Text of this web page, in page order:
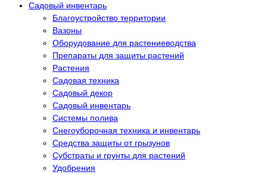
Садовый инвентарь
Благоустройство территории
Вазоны
Оборудование для растениеводства
Препараты для защиты растений
Растения
Садовая техника
Садовый декор
Садовый инвентарь
Системы полива
Снегоуборочная техника и инвентарь
Средства защиты от грызунов
Субстраты и грунты для растений
Удобрения